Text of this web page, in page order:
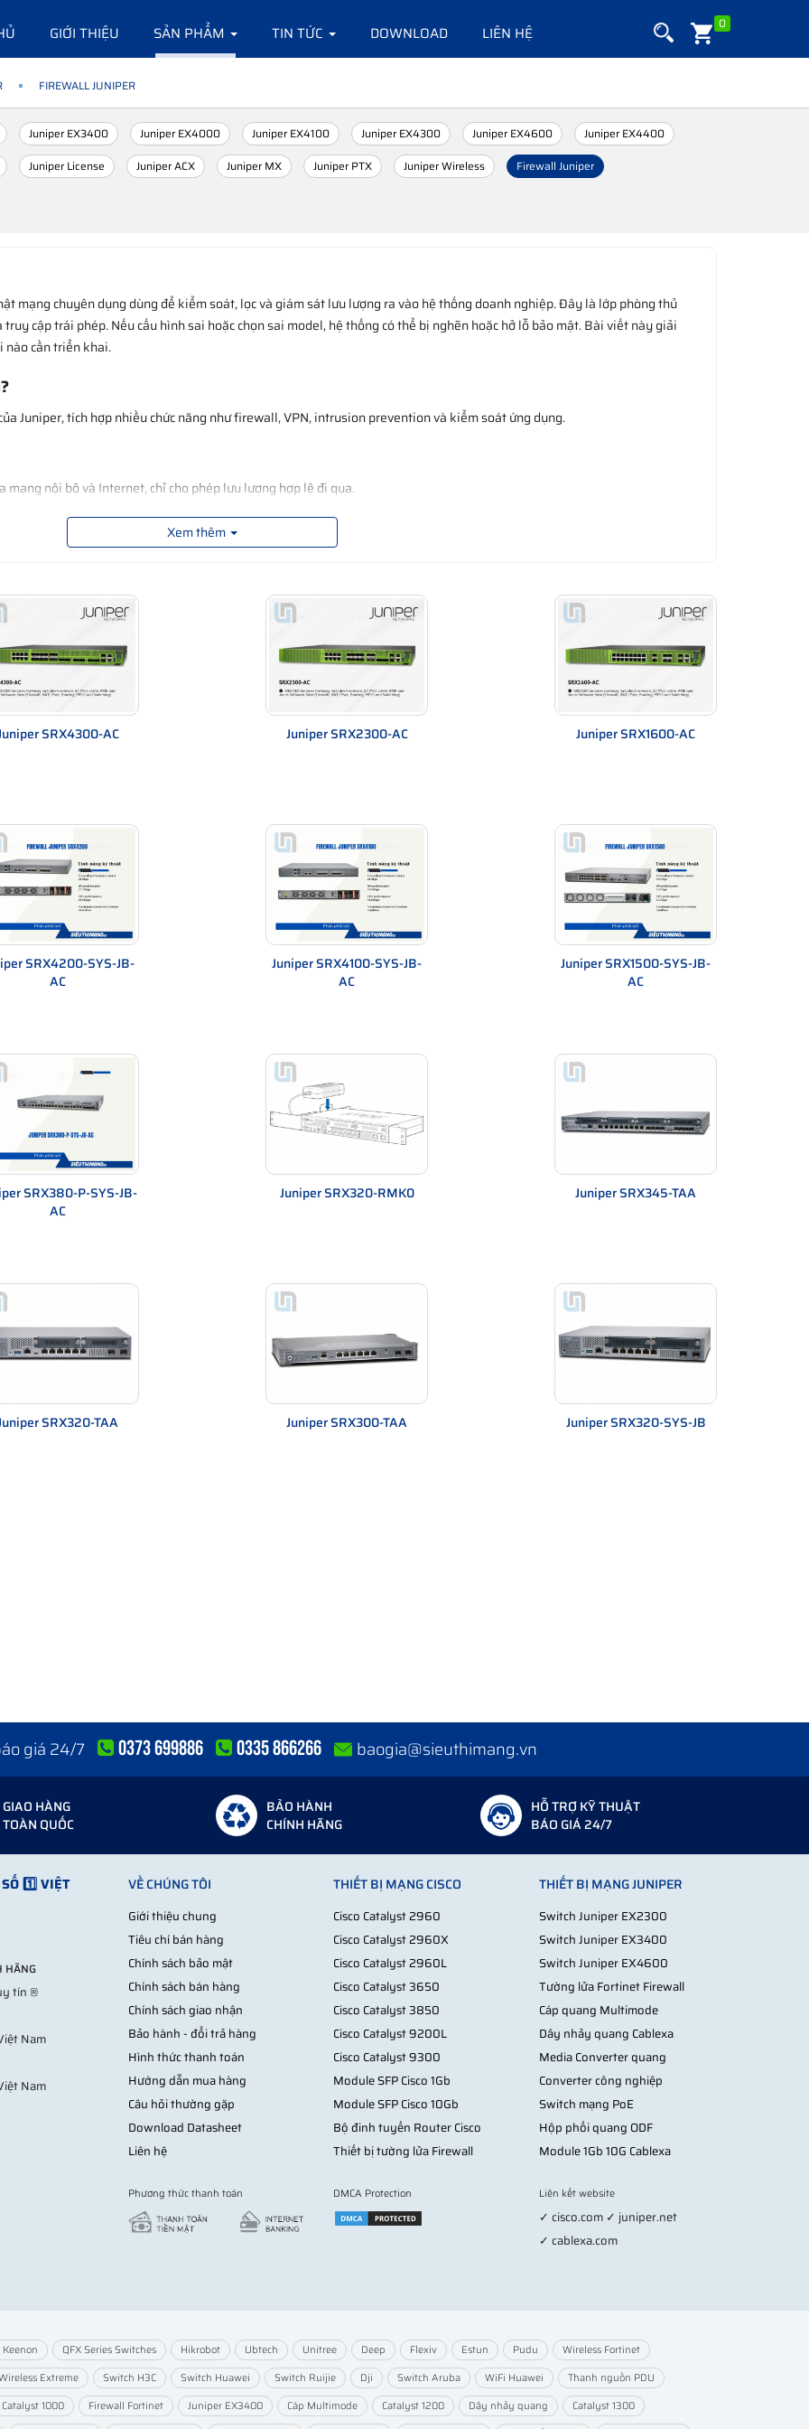
GIỚI THIỆU SẢN PHẨM TIN TỨC DOWNLOAD LIÊN HỆ 0
FIREWALL JUNIPER
Juniper EX3400 Juniper EX4000 Juniper EX4100 Juniper EX4300 Juniper EX4600
Juniper EX4400
Juniper License Juniper ACX Juniper MX Juniper PTX Juniper Wireless
Firewall Juniper
mạng chuyên dụng dùng để kiểm soát, lọc và giám sát lưu lượng ra vào hệ thống doanh nghiệp. Đây là lớp phòng thủ
cập trái phép. Nếu cấu hình sai hoặc chọn sai model, hệ thống có thể bị nghẽn hoặc hở lỗ bảo mật. Bài viết này giải
nào cần triển khai.
Juniper, tích hợp nhiều chức năng như firewall, VPN, intrusion prevention và kiểm soát ứng dụng.
nội bộ và Internet, chỉ cho phép lưu lượng hợp lệ đi qua.
thường?
nhỏ gây lãng phí.
nào?
Xem thêm
SRX4300-AC Juniper SRX2300-AC Juniper SRX1600-AC
SRX4200-SYS-JB-
AC
Juniper SRX4100-SYS-JB-
AC
Juniper SRX1500-SYS-JB-
AC
SRX380-P-SYS-JB-
AC
Juniper SRX320-RMK0 Juniper SRX345-TAA
SRX320-TAA Juniper SRX300-TAA Juniper SRX320-SYS-JB
giá 24/7 0373 699886 0335 866266 baogia@sieuthimang.vn
GIAO HÀNG
TOÀN QUỐC
BẢO HÀNH
CHÍNH HÃNG
HỖ TRỢ KỸ THUẬT
BÁO GIÁ 24/7
1️⃣ VIỆT
HÃNG
tín ®
Nam
Nam
VỀ CHÚNG TÔI
Giới thiệu chung
Tiêu chí bán hàng
Chính sách bảo mật
Chính sách bán hàng
Chính sách giao nhận
Bảo hành - đổi trả hàng
Hình thức thanh toán
Hướng dẫn mua hàng
Câu hỏi thường gặp
Download Datasheet
Liên hệ
Phương thức thanh toán
THIẾT BỊ MẠNG CISCO
Cisco Catalyst 2960
Cisco Catalyst 2960X
Cisco Catalyst 2960L
Cisco Catalyst 3650
Cisco Catalyst 3850
Cisco Catalyst 9200L
Cisco Catalyst 9300
Module SFP Cisco 1Gb
Module SFP Cisco 10Gb
Bộ đinh tuyến Router Cisco
Thiết bị tường lửa Firewall
DMCA Protection
THIẾT BỊ MẠNG JUNIPER
Switch Juniper EX2300
Switch Juniper EX3400
Switch Juniper EX4600
Tường lửa Fortinet Firewall
Cáp quang Multimode
Dây nhảy quang Cablexa
Media Converter quang
Converter công nghiệp
Switch mạng PoE
Hộp phối quang ODF
Module 1Gb 10G Cablexa
Liên kết website
✓ cisco.com ✓ juniper.net
✓ cablexa.com
Keenon QFX Series Switches Hikrobot Ubtech Unitree Deep Flexiv Estun Pudu
Wireless Fortinet
Extreme Switch H3C Switch Huawei Switch Ruijie Dji Switch Aruba WiFi Huawei
Thanh nguồn PDU
Catalyst 1000 Firewall Fortinet Juniper EX3400 Cáp Multimode Catalyst 1200 Dây nhảy quang
Catalyst 1300